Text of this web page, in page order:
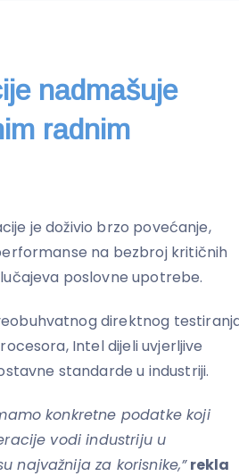
nadmašuje
radnim
je doživio brzo povećanje,
na bezbroj kritičnih
poslovne upotrebe.
direktnog
Intel dijeli uvjerljive
standarde u industriji.
konkretne podatke koji
vodi industriju u
najvažnija za korisnike,”rekla